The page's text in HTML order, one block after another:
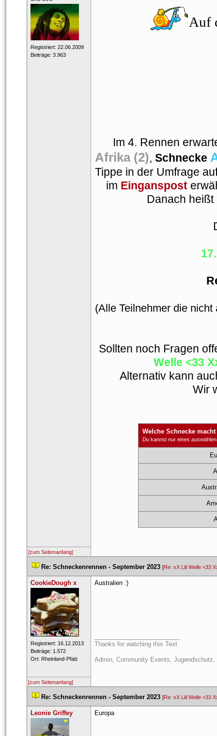
Registriert: 22.06.2009
Beiträge: 3.963
Auf
Im 4. Rennen
Afrika (2), Schnecke
Tippe in der Umfrage
im Einganspost
Danach
(Alle Teilnehmer die
Sollten noch Fragen
Welle <33
Alternativ kann
Wir
Welche Schnecke
Du kannst nur eines
[zum Seitenanfang]
Re: Schneckenrennen - September 2023 [Re: xX Liil Welle <33
CookieDough x
Registriert: 16.12.2013
Beiträge: 1.572
Ort: Rheinland-Pfalz
Australien :)
Thanks for watching this Text
Admin, Community Events, Jugendschutz,
[zum Seitenanfang]
Re: Schneckenrennen - September 2023 [Re: xX Liil Welle <33
Leonie Griffey Europa